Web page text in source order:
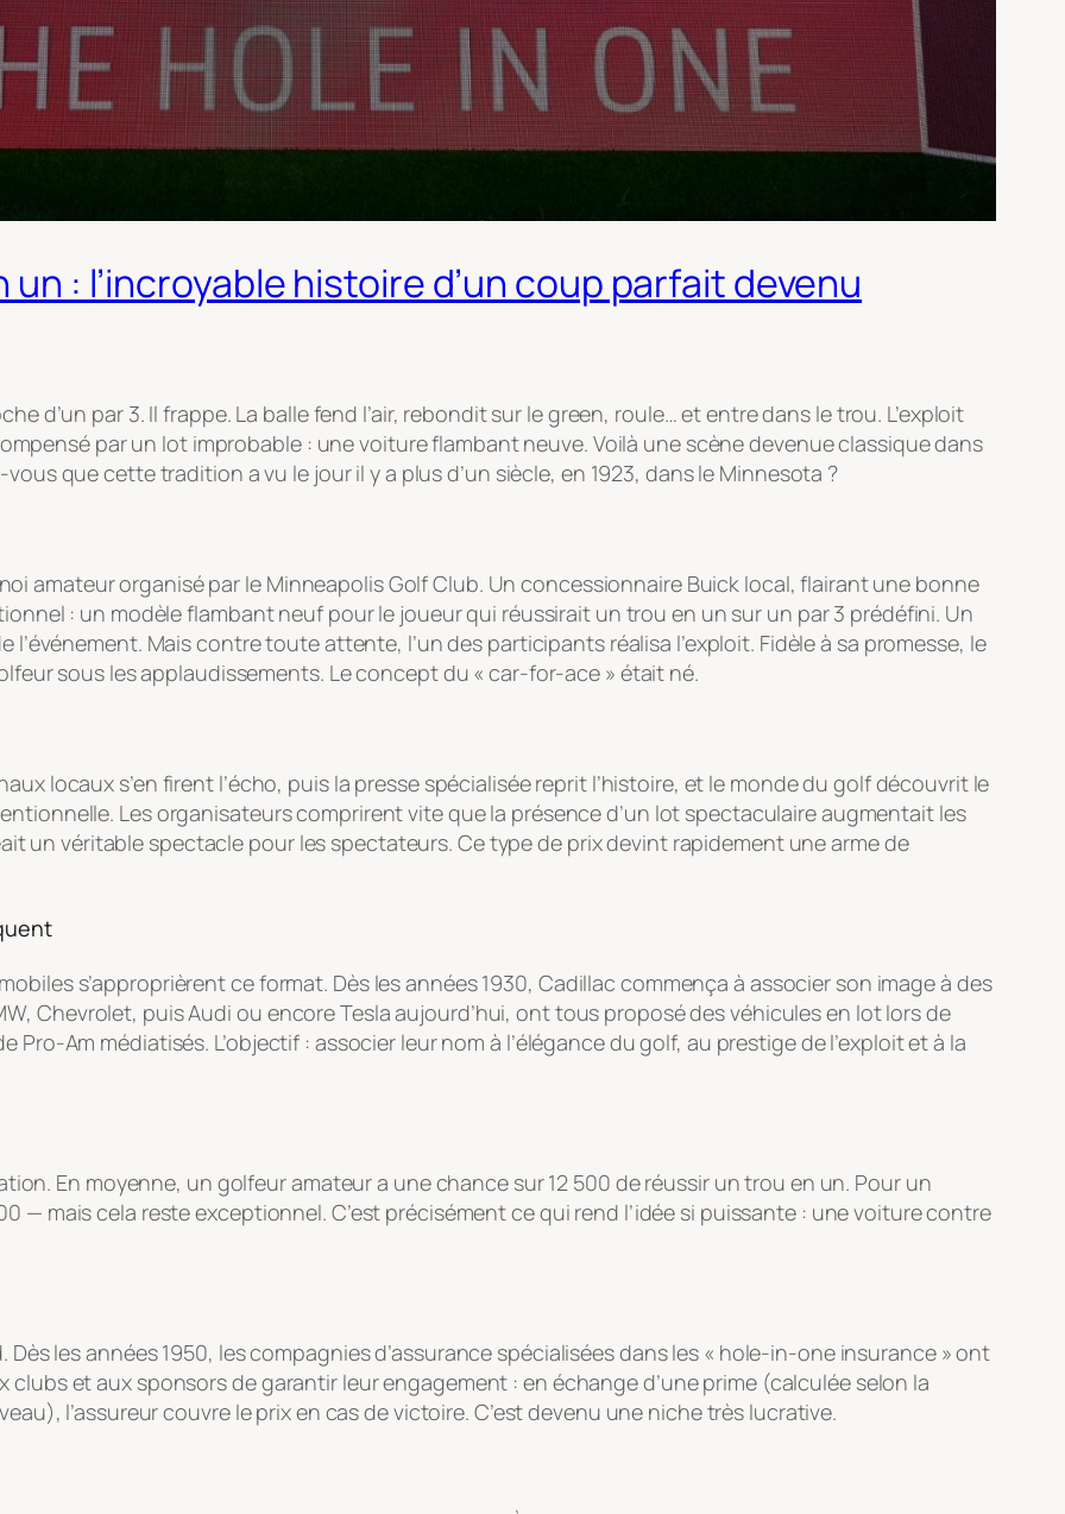
: l’incroyable histoire d’un coup parfait devenu
d’un par 3. Il frappe. La balle fend l’air, rebondit sur le green, roule… et entre dans le trou. L’exploit
par un lot improbable : une voiture flambant neuve. Voilà une scène devenue classique dans
que cette tradition a vu le jour il y a plus d’un siècle, en 1923, dans le Minnesota ?
amateur organisé par le Minneapolis Golf Club. Un concessionnaire Buick local, flairant une bonne
: un modèle flambant neuf pour le joueur qui réussirait un trou en un sur un par 3 prédéfini. Un
l’événement. Mais contre toute attente, l’un des participants réalisa l’exploit. Fidèle à sa promesse, le
sous les applaudissements. Le concept du « car-for-ace » était né.
locaux s’en firent l’écho, puis la presse spécialisée reprit l’histoire, et le monde du golf découvrit le
Les organisateurs comprirent vite que la présence d’un lot spectaculaire augmentait les
un véritable spectacle pour les spectateurs. Ce type de prix devint rapidement une arme de
s’approprièrent ce format. Dès les années 1930, Cadillac commença à associer son image à des
Chevrolet, puis Audi ou encore Tesla aujourd’hui, ont tous proposé des véhicules en lot lors de
Am médiatisés. L’objectif : associer leur nom à l’élégance du golf, au prestige de l’exploit et à la
En moyenne, un golfeur amateur a une chance sur 12 500 de réussir un trou en un. Pour un
— mais cela reste exceptionnel. C’est précisément ce qui rend l’idée si puissante : une voiture contre
les années 1950, les compagnies d’assurance spécialisées dans les « hole-in-one insurance » ont
et aux sponsors de garantir leur engagement : en échange d’une prime (calculée selon la
l’assureur couvre le prix en cas de victoire. C’est devenu une niche très lucrative.